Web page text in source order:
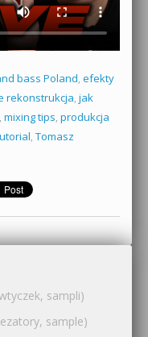
bass Poland, efekty
rekonstrukcja, jak
, mixing tips, produkcja
, Tomasz
sampli)
sample)